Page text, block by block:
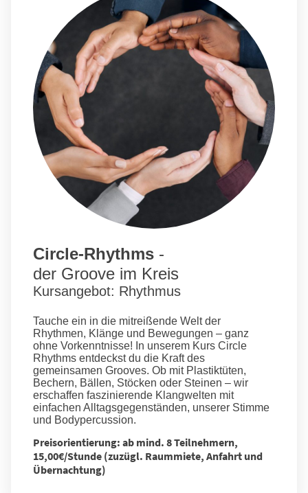
Circle-Rhythms -
der Groove im Kreis
Kursangebot: Rhythmus
Tauche ein in die mitreißende Welt der
Rhythmen, Klänge und Bewegungen – ganz
ohne Vorkenntnisse! In unserem Kurs Circle
Rhythms entdeckst du die Kraft des
gemeinsamen Grooves. Ob mit Plastiktüten,
Bechern, Bällen, Stöcken oder Steinen – wir
erschaffen faszinierende Klangwelten mit
einfachen Alltagsgegenständen, unserer Stimme
und Bodypercussion.
Preisorientierung: ab mind. 8 Teilnehmern,
15,00€/Stunde (zuzügl. Raummiete, Anfahrt und
Übernachtung)